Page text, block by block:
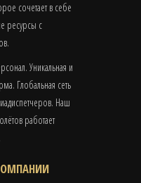
сочетает в себе
ресурсы с
Уникальная и
Глобальная сеть
Наш
работает